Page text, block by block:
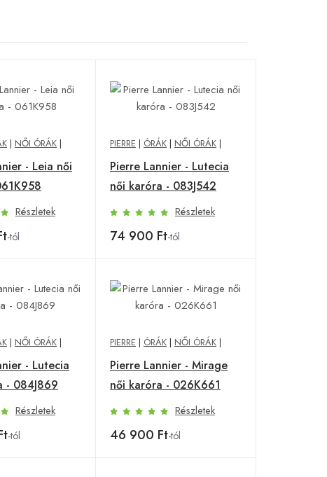
| NŐI ÓRÁK |
- Leia női
Részletek
-tól
PIERRE | ÓRÁK | NŐI ÓRÁK |
Pierre Lannier - Lutecia
női karóra - 083J542
Részletek
74 900 Ft-tól
| NŐI ÓRÁK |
- Lutecia
- 084J869
Részletek
-tól
PIERRE | ÓRÁK | NŐI ÓRÁK |
Pierre Lannier - Mirage
női karóra - 026K661
Részletek
46 900 Ft-tól